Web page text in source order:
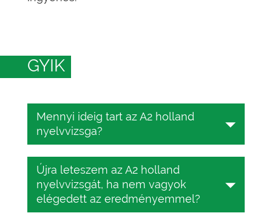
GYIK
Mennyi ideig tart az A2 holland
nyelvvizsga?
A holland nyelvvizsga 25–45 percig
tart, a CEFR-szinttől függően. Ezalatt
az idő alatt 25 feleletválasztós
kérdésre kell válaszolnia.
Újra leteszem az A2 holland
nyelvvizsgát, ha nem vagyok
elégedett az eredményemmel?